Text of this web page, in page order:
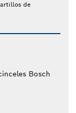
de
Bosch